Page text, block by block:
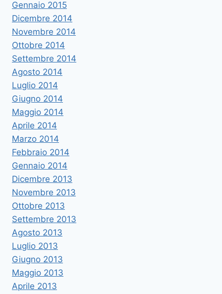
Gennaio 2015
Dicembre 2014
Novembre 2014
Ottobre 2014
Settembre 2014
Agosto 2014
Luglio 2014
Giugno 2014
Maggio 2014
Aprile 2014
Marzo 2014
Febbraio 2014
Gennaio 2014
Dicembre 2013
Novembre 2013
Ottobre 2013
Settembre 2013
Agosto 2013
Luglio 2013
Giugno 2013
Maggio 2013
Aprile 2013